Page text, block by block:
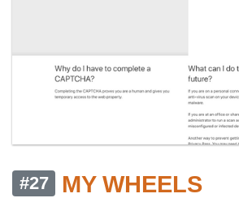
#27 MY WHEELS